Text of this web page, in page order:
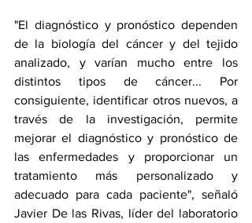
"El diagnóstico y pronóstico dependen
de la biología del cáncer y del tejido
analizado, y varían mucho entre los
distintos tipos de cáncer... Por
consiguiente, identificar otros nuevos, a
través de la investigación, permite
mejorar el diagnóstico y pronóstico de
las enfermedades y proporcionar un
tratamiento más personalizado y
adecuado para cada paciente", señaló
Javier De las Rivas, líder del laboratorio